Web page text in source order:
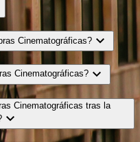
Cinematográficas? expand_more
Cinematográficas? expand_more
Cinematográficas tras la
expand_more